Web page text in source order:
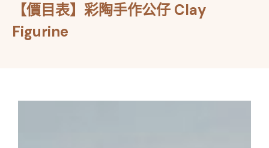
【價目表】彩陶手作公仔 Clay
Figurine